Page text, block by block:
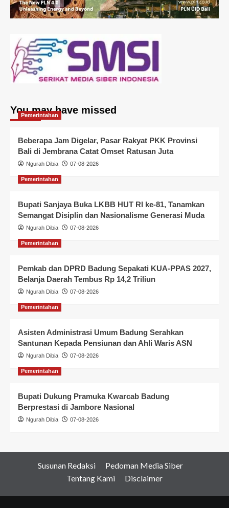
You may have missed
Pemerintahan
Beberapa Jam Digelar, Pasar Rakyat PKK Provinsi
Bali di Jembrana Catat Omset Ratusan Juta
Ngurah Dibia 07-08-2026
Pemerintahan
Bupati Sanjaya Buka LKBB HUT RI ke-81, Tanamkan
Semangat Disiplin dan Nasionalisme Generasi Muda
Ngurah Dibia 07-08-2026
Pemerintahan
Pemkab dan DPRD Badung Sepakati KUA-PPAS 2027,
Belanja Daerah Tembus Rp 14,2 Triliun
Ngurah Dibia 07-08-2026
Pemerintahan
Asisten Administrasi Umum Badung Serahkan
Santunan Kepada Pensiunan dan Ahli Waris ASN
Ngurah Dibia 07-08-2026
Pemerintahan
Bupati Dukung Pramuka Kwarcab Badung
Berprestasi di Jambore Nasional
Ngurah Dibia 07-08-2026
Susunan Redaksi
Pedoman Media Siber
Tentang Kami
Disclaimer